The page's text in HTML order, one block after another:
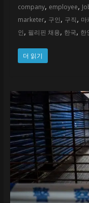
company, employee,
marketer, 구인, 구직, 마
인, 필리핀 채용, 한국, 한
더 읽기